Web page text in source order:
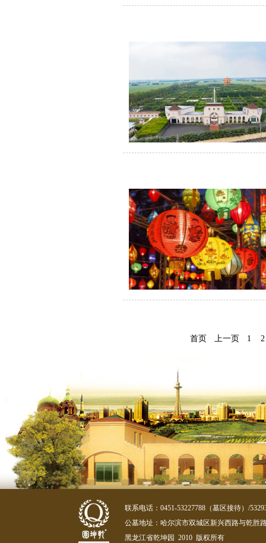
首页 上一页 1 2
联系电话：0451-53227788（墓区接待）/
公墓地址：哈尔滨市双城区新兴西路与乾胜
黑龙江省乾坤园 2010 版权所有